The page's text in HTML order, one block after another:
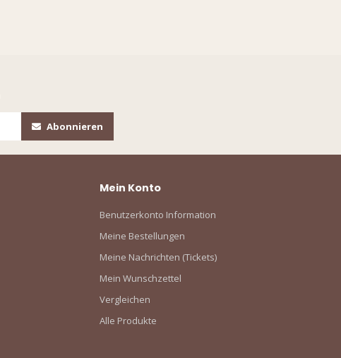
Abonnieren
Mein Konto
Benutzerkonto Information
Meine Bestellungen
Meine Nachrichten (Tickets)
Mein Wunschzettel
Vergleichen
Alle Produkte